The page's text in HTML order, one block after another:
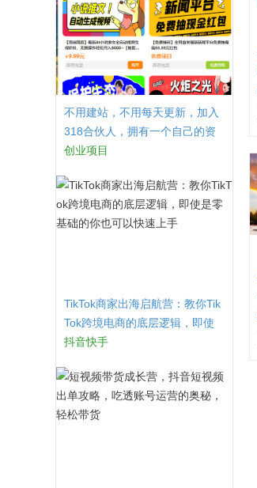
不用建站，不用每天更新，加入
318合伙人，拥有一个自己的资
源站，卖课程，卖初级站长，创
创业项目
TikTok商家出海启航营：教你Tik
Tok跨境电商的底层逻辑，即使
是零基础的你也可以快速上手
抖音快手